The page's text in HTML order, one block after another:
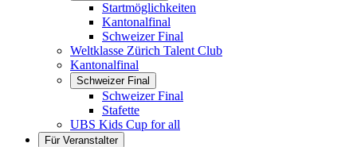
Startmöglichkeiten
Kantonalfinal
Schweizer Final
Weltklasse Zürich Talent Club
Kantonalfinal
Schweizer Final
Schweizer Final
Stafette
UBS Kids Cup for all
Für Veranstalter